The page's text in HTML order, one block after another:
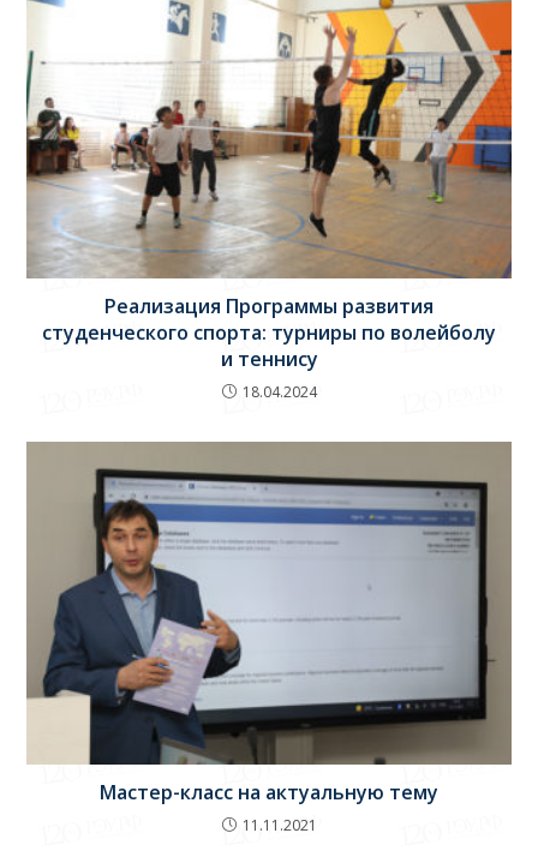
Реализация Программы развития
студенческого спорта: турниры по волейболу
и теннису
18.04.2024
Мастер-класс на актуальную тему
11.11.2021